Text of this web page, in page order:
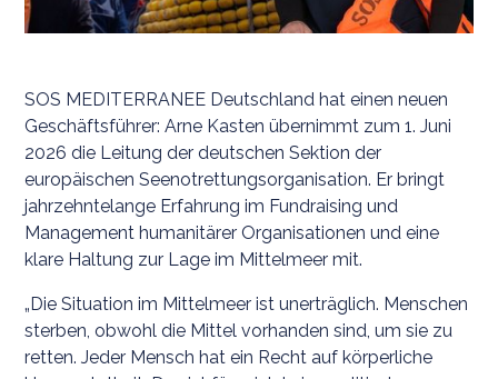
SOS MEDITERRANEE Deutschland hat einen neuen
Geschäftsführer: Arne Kasten übernimmt zum 1. Juni
2026 die Leitung der deutschen Sektion der
europäischen Seenotrettungsorganisation. Er bringt
jahrzehntelange Erfahrung im Fundraising und
Management humanitärer Organisationen und eine
klare Haltung zur Lage im Mittelmeer mit.
„Die Situation im Mittelmeer ist unerträglich. Menschen
sterben, obwohl die Mittel vorhanden sind, um sie zu
retten. Jeder Mensch hat ein Recht auf körperliche